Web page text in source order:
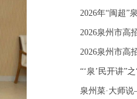
2026年“闽超”